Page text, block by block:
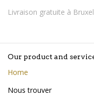
Livraison gratuite à
Our product and
Home
Nous trouver